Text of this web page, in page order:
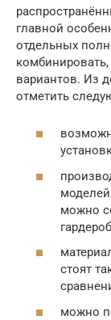
главной
отдельных
вариантов. Из
отметить
можно
стоят
можно